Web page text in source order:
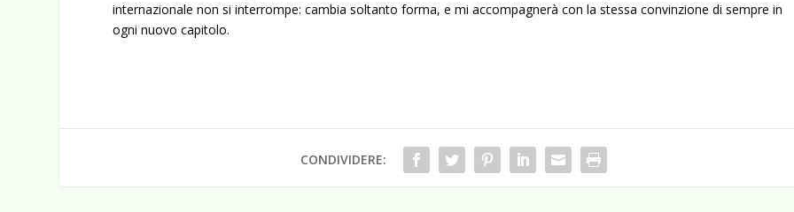
internazionale non si interrompe: cambia soltanto forma, e mi accompagnerà con la stessa convinzione di sempre in
ogni nuovo capitolo.
CONDIVIDERE: